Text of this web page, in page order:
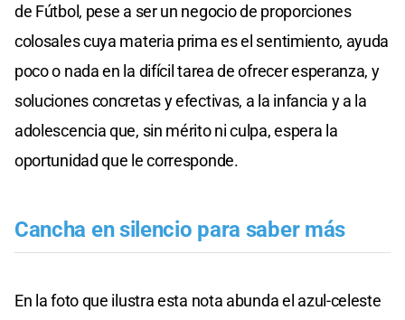
de Fútbol, pese a ser un negocio de proporciones
colosales cuya materia prima es el sentimiento, ayuda
poco o nada en la difícil tarea de ofrecer esperanza, y
soluciones concretas y efectivas, a la infancia y a la
adolescencia que, sin mérito ni culpa, espera la
oportunidad que le corresponde.
Cancha en silencio para saber más
En la foto que ilustra esta nota abunda el azul-celeste